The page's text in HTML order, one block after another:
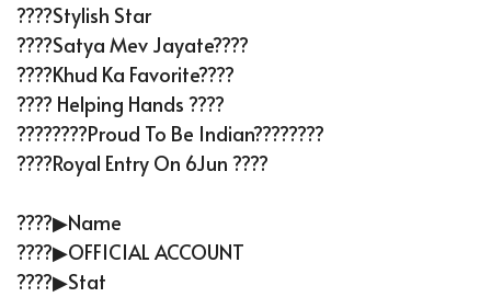
????Stylish Star
????Satya Mev Jayate????
????Khud Ka Favorite????
???? Helping Hands ????
????????Proud To Be Indian????????
????Royal Entry On 6Jun ????
????▶Name
????▶OFFICIAL ACCOUNT
????▶Stat